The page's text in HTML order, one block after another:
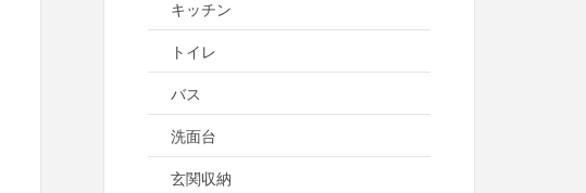
キッチン
トイレ
バス
洗面台
玄関収納